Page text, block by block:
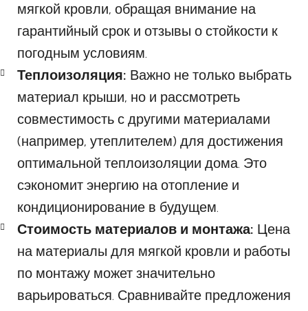
мягкой кровли, обращая внимание на
гарантийный срок и отзывы о стойкости к
погодным условиям.
Теплоизоляция: Важно не только выбрать
материал крыши, но и рассмотреть
совместимость с другими материалами
(например, утеплителем) для достижения
оптимальной теплоизоляции дома. Это
сэкономит энергию на отопление и
кондиционирование в будущем.
Стоимость материалов и монтажа: Цена
на материалы для мягкой кровли и работы
по монтажу может значительно
варьироваться. Сравнивайте предложения